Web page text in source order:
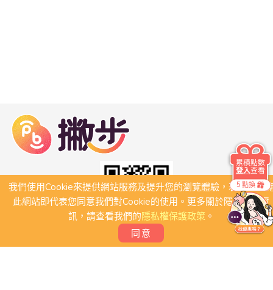
我們使用Cookie來提供網站服務及提升您的瀏覽體驗，若繼續瀏
此網站即代表您同意我們對Cookie的使用。更多關於隱私保護資
訊，請查看我們的隱私權保護政策。
同意
5 點換
累積點數
登入查看